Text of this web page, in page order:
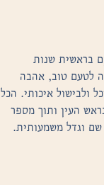
בראשית שנות
לטעם טוב, אהבה
ולבישול איכותי. הכל
העין ותוך מספר
שם וגדל משמעותית.